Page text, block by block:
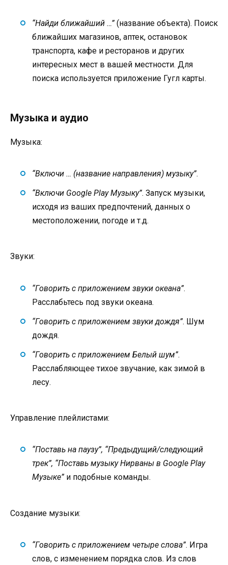
“Найди ближайший …” (название объекта). Поиск
ближайших магазинов, аптек, остановок
транспорта, кафе и ресторанов и других
интересных мест в вашей местности. Для
поиска используется приложение Гугл карты.
Музыка и аудио
Музыка:
“Включи … (название направления) музыку”.
“Включи Google Play Музыку”. Запуск музыки,
исходя из ваших предпочтений, данных о
местоположении, погоде и т.д.
Звуки:
“Говорить с приложением звуки океана”.
Расслабьтесь под звуки океана.
“Говорить с приложением звуки дождя”. Шум
дождя.
“Говорить с приложением Белый шум”.
Расслабляющее тихое звучание, как зимой в
лесу.
Управление плейлистами:
“Поставь на паузу”, “Предыдущий/следующий
трек”, “Поставь музыку Нирваны в Google Play
Музыке” и подобные команды.
Создание музыки:
“Говорить с приложением четыре слова”. Игра
слов, с изменением порядка слов. Из слов